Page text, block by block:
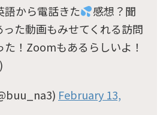
語から電話きた
感想？聞
た動画もみせてくれる訪問
！Zoomもあるらしいよ！
February 13,